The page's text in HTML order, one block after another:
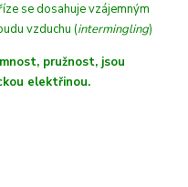
se dosahuje vzájemným
vzduchu (intermingling)
pružnost, jsou
elektřinou.